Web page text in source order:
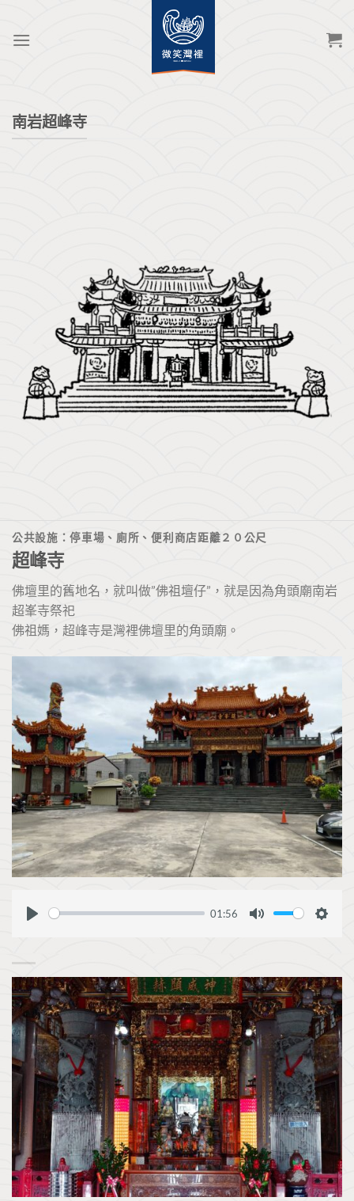
content
南岩超峰寺
公共設施：停車場、廁所、便利商店距離２０公尺
超峰寺
佛壇里的舊地名，就叫做”佛祖壇仔”，就是因為角頭廟南岩
超峯寺祭祀
佛祖媽，超峰寺是灣裡佛壇里的角頭廟。
01:56